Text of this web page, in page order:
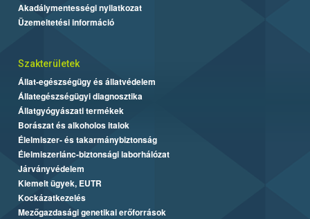
Akadálymentességi nyilatkozat
Üzemeltetési információ
Szakterületek
Állat-egészségügy és állatvédelem
Állategészségügyi diagnosztika
Állatgyógyászati termékek
Borászat és alkoholos italok
Élelmiszer- és takarmánybiztonság
Élelmiszerlánc-biztonsági laborhálózat
Járványvédelem
Kiemelt ügyek, EUTR
Kockázatkezelés
Mezőgazdasági genetikai erőforrások